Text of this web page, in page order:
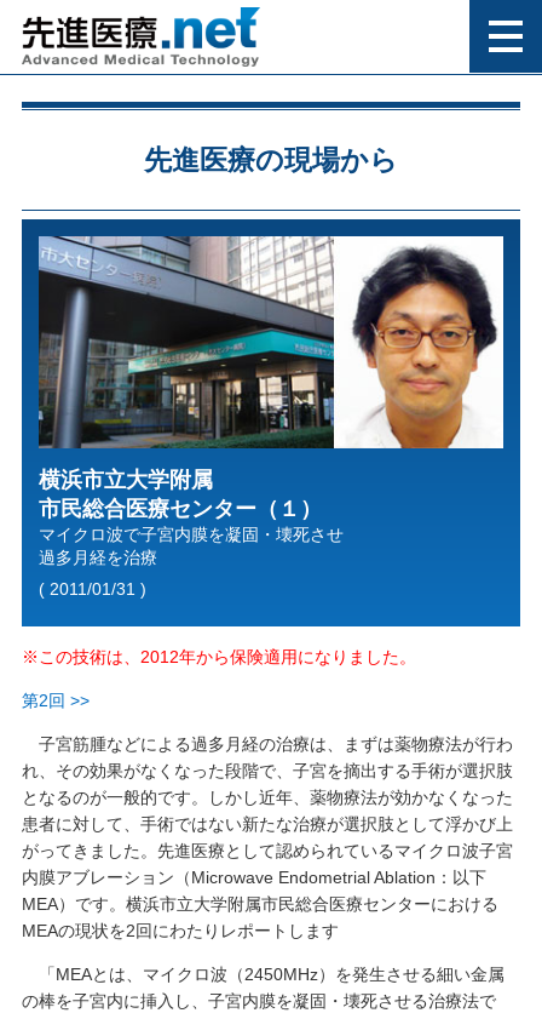
先進医療の現場から
横浜市立大学附属
市民総合医療センター（１）
マイクロ波で子宮内膜を凝固・壊死させ
過多月経を治療
( 2011/01/31 )
※この技術は、2012年から保険適用になりました。
第2回 >>
子宮筋腫などによる過多月経の治療は、まずは薬物療法が行わ
れ、その効果がなくなった段階で、子宮を摘出する手術が選択肢
となるのが一般的です。しかし近年、薬物療法が効かなくなった
患者に対して、手術ではない新たな治療が選択肢として浮かび上
がってきました。先進医療として認められているマイクロ波子宮
内膜アブレーション（Microwave Endometrial Ablation：以下
MEA）です。横浜市立大学附属市民総合医療センターにおける
MEAの現状を2回にわたりレポートします
「MEAとは、マイクロ波（2450MHz）を発生させる細い金属
の棒を子宮内に挿入し、子宮内膜を凝固・壊死させる治療法で